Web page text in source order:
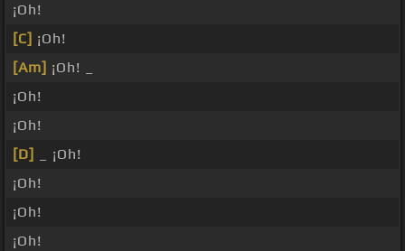
¡Oh!
[C] ¡Oh!
[Am] ¡Oh! _
¡Oh!
¡Oh!
[D]
_ ¡Oh!
¡Oh!
¡Oh!
¡Oh!